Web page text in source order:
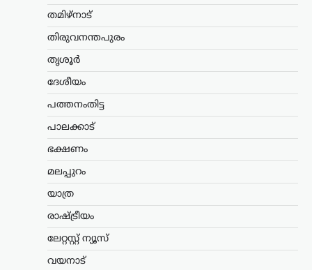
തമിഴ്നാട്
തിരുവനന്തപുരം
തൃശൂർ
ദേശീയം
പത്തനംതിട്ട
പാലക്കാട്
ഭക്ഷണം
മലപ്പുറം
യാത്ര
രാഷ്ട്രീയം
ലേറ്റസ്റ്റ് ന്യൂസ്
വയനാട്
പൊലീസ്
ന്യൂസ് ഡെസ്ക്
ഓഗസ്റ്റ്‌ 7, 2026
നിരവധി ക്രിമിനൽ കേസുകളിൽ
തിരച്ചിൽ തുടരുന്നതിനിടെ പൊലീസിന്
നിർണായക നിർദേശം നൽകി തൃശൂർ
പിടികൂടുന്നതിനിടെ അടിയന്തര
ട്രെൻഡിംഗ്,ദേശീയം,രാഷ്ട്രീയം
അമിത് ഷാ മറുപടി
പറയാൻ തുടങ്ങിയാൽ